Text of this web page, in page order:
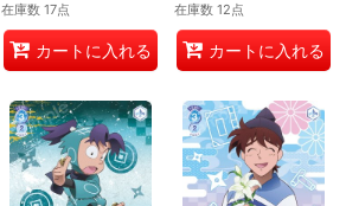
在庫数 17点
カートに入れる
在庫数 12点
カートに入れる